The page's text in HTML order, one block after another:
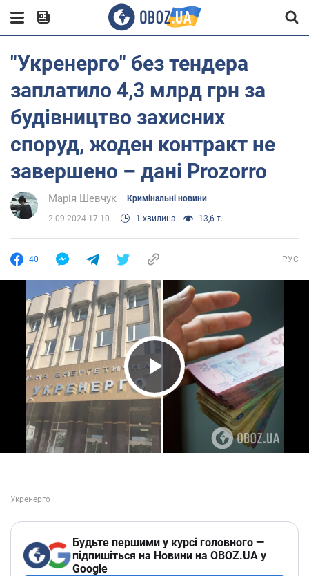
"Укренерго" без тендера
заплатило 4,3 млрд грн за
будівництво захисних
споруд, жоден контракт не
завершено – дані Prozorro
Марія Шевчук Кримінальні новини
2.09.2024 17:10 1 хвилина 13,6 т.
40 РУС
Play Video
Будьте першими у курсі головного —
підпишіться на Новини на OBOZ.UA у
Google